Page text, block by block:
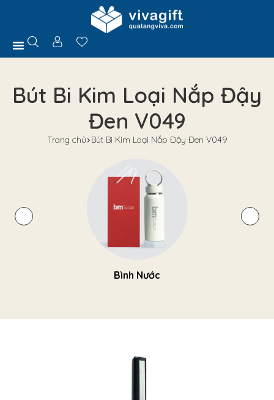
Bút Bi Kim Loại Nắp Đậy
Đen V049
Trang chủ Bút Bi Kim Loại Nắp Đậy Đen V049
Bình Nước